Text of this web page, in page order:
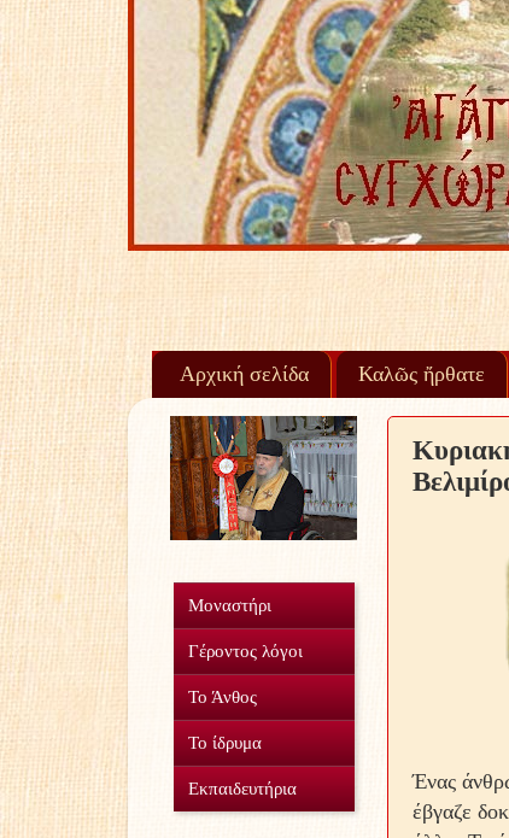
Αρχική σελίδα Καλῶς ἤρθατε
Ένας
έβγαζε
Μοναστήρι
Γέροντος λόγοι
Το Άνθος
Ο Σύλλογος
Εθελοντισμός
Το ίδρυμα
Οικοτροφείο
Εκπαιδευτήρια